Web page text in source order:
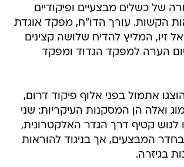
של כשלים מבצעיים ופיקודיים
הקשות. עורך הדו"ח, מפקד אוגדת
זיו, המליץ להדיח שלושה קצינים
הערה למפקד הגדוד ומפקד
אתמול בפני אלוף פיקוד דרום,
ואלה הן המסקנות העיקריות: שני
לגוש קטיף דרך הגדר האלקטרונית,
המבצעים, אך בניגוד להוראות
בגיזרה.